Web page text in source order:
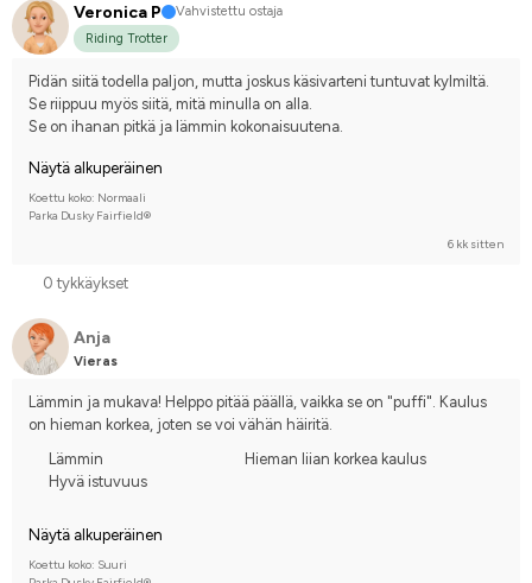
Veronica P
Vahvistettu ostaja
Riding Trotter
Pidän siitä todella paljon, mutta joskus käsivarteni tuntuvat kylmiltä.
Se riippuu myös siitä, mitä minulla on alla.
Se on ihanan pitkä ja lämmin kokonaisuutena.
Näytä alkuperäinen
Koettu koko: Normaali
Parka Dusky Fairfield®
6 kk sitten
0 tykkäykset
Anja
Vieras
Lämmin ja mukava! Helppo pitää päällä, vaikka se on "puffi". Kaulus
on hieman korkea, joten se voi vähän häiritä.
Lämmin
Hyvä istuvuus
Hieman liian korkea kaulus
Näytä alkuperäinen
Koettu koko: Suuri